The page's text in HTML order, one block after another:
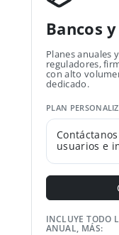
Bancos
Planes anuales
reguladores,
con alto
dedicado.
PLAN
usuarios e
INCLUYE TODO
ANUAL, MÁS: